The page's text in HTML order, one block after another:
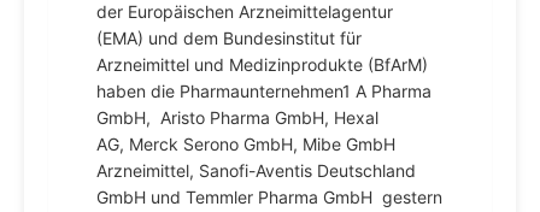
der Europäischen Arzneimittelagentur
(EMA) und dem Bundesinstitut für
Arzneimittel und Medizinprodukte (BfArM)
haben die Pharmaunternehmen1 A Pharma
GmbH, Aristo Pharma GmbH, Hexal
AG, Merck Serono GmbH, Mibe GmbH
Arzneimittel, Sanofi-Aventis Deutschland
GmbH und Temmler Pharma GmbH gestern